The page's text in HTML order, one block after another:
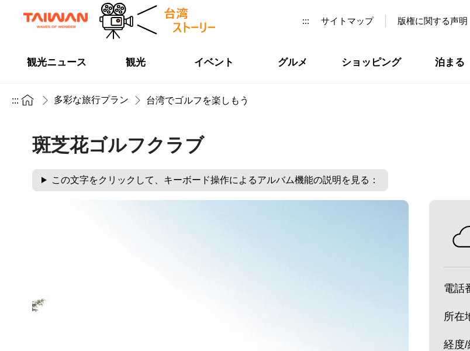
::: サイトマップ 版権に関する声明
観光ニュース 観光 イベント グルメ ショッピング 泊まる
::: 多彩な旅行プラン 台湾でゴルフを楽しもう
斑芝花ゴルフクラブ
この文字をクリックして、キーボード操作によるアルバム機能の説明を見る：
電話
所在
経度/